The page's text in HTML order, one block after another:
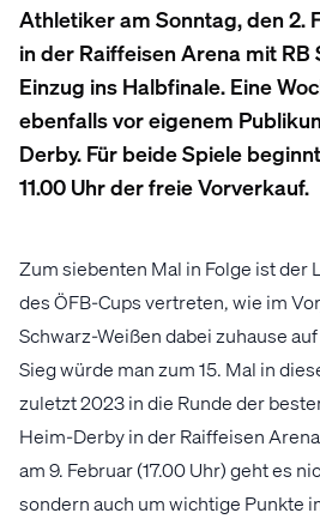
Athletiker am Sonntag, den 2.
in der Raiffeisen Arena mit RB
Einzug ins Halbfinale. Eine
ebenfalls vor eigenem
Derby. Für beide Spiele
11.00 Uhr der freie Vorverkauf.
Zum siebenten Mal in Folge ist der
des ÖFB-Cups vertreten, wie im
Schwarz-Weißen dabei zuhause
Sieg würde man zum 15. Mal in
zuletzt 2023 in die Runde der
Heim-Derby in der Raiffeisen
am 9. Februar (17.00 Uhr) geht es
sondern auch um wichtige Punkte